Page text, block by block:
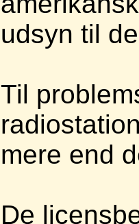
udsyn til
Til
mere end
De